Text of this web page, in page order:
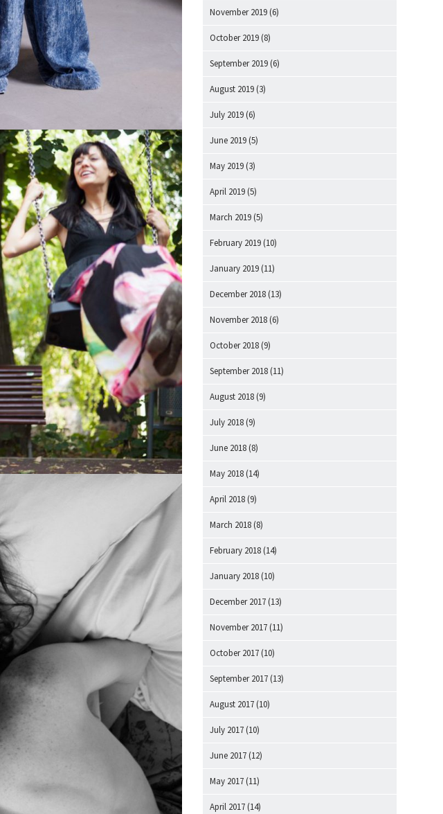
November 2019 (6)
October 2019 (8)
September 2019 (6)
August 2019 (3)
July 2019 (6)
June 2019 (5)
May 2019 (3)
April 2019 (5)
March 2019 (5)
February 2019 (10)
January 2019 (11)
December 2018 (13)
November 2018 (6)
October 2018 (9)
September 2018 (11)
August 2018 (9)
July 2018 (9)
June 2018 (8)
May 2018 (14)
April 2018 (9)
March 2018 (8)
February 2018 (14)
January 2018 (10)
December 2017 (13)
November 2017 (11)
October 2017 (10)
September 2017 (13)
August 2017 (10)
July 2017 (10)
June 2017 (12)
May 2017 (11)
April 2017 (14)